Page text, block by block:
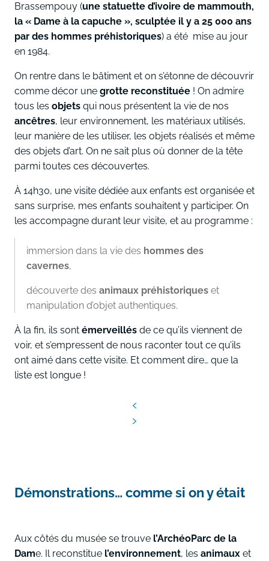
Brassempouy (une statuette d’ivoire de mammouth,
la « Dame à la capuche », sculptée il y a 25 000 ans
par des hommes préhistoriques) a été mise au jour
en 1984.
On rentre dans le bâtiment et on s’étonne de découvrir
comme décor une grotte reconstituée ! On admire
tous les objets qui nous présentent la vie de nos
ancêtres, leur environnement, les matériaux utilisés,
leur manière de les utiliser, les objets réalisés et même
des objets d’art. On ne sait plus où donner de la tête
parmi toutes ces découvertes.
À 14h30, une visite dédiée aux enfants est organisée et
sans surprise, mes enfants souhaitent y participer. On
les accompagne durant leur visite, et au programme :
immersion dans la vie des hommes des
cavernes,
découverte des animaux préhistoriques et
manipulation d’objet authentiques.
À la fin, ils sont émerveillés de ce qu’ils viennent de
voir, et s’empressent de nous raconter tout ce qu’ils
ont aimé dans cette visite. Et comment dire… que la
liste est longue !
Démonstrations… comme si on y était
Aux côtés du musée se trouve l’ArchéoParc de la
Dame. Il reconstitue l’environnement, les animaux et